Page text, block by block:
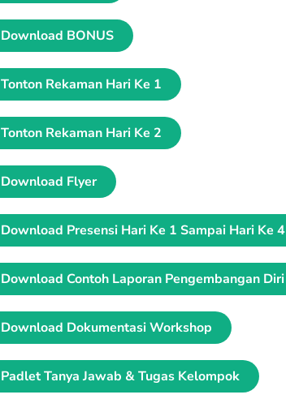
Download BONUS
Tonton Rekaman Hari Ke 1
Tonton Rekaman Hari Ke 2
Download Flyer
Download Presensi Hari Ke 1 Sampai Hari Ke 4
Download Contoh Laporan Pengembangan Diri
Download Dokumentasi Workshop
Padlet Tanya Jawab & Tugas Kelompok